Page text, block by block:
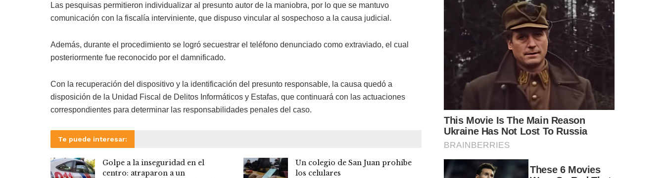
Las pesquisas permitieron individualizar al presunto autor de la maniobra, por lo que se mantuvo
comunicación con la fiscalía interviniente, que dispuso vincular al sospechoso a la causa judicial.
Además, durante el procedimiento se logró secuestrar el teléfono denunciado como extraviado, el cual
posteriormente fue reconocido por el damnificado.
Con la recuperación del dispositivo y la identificación del presunto responsable, la causa quedó a
disposición de la Unidad Fiscal de Delitos Informáticos y Estafas, que continuará con las actuaciones
correspondientes para determinar las responsabilidades penales del caso.
Te puede interesar:
Golpe a la inseguridad en el
centro: atraparon a un
Un colegio de San Juan prohíbe
los celulares